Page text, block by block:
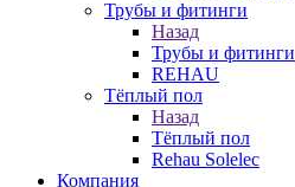
Трубы и фитинги
Назад
Трубы и фитинги
REHAU
Тёплый пол
Назад
Тёплый пол
Rehau Solelec
Компания